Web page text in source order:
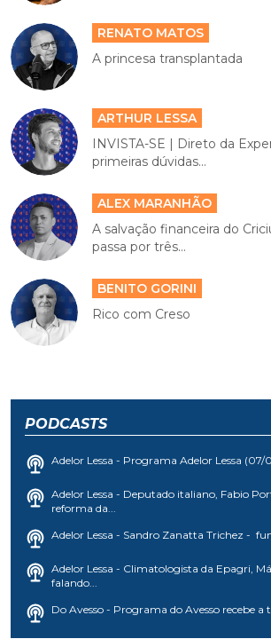
RENATO MATOS
A princesa transplantada
ARTHUR LESSA
INVISTA-SE | Direto da
primeiras dúvidas...
ALEX MARANHÃO
A salvação financeira do
passa por três...
BENITO GORINI
Rico com Creso
PODCASTS
Adelor Lessa - Programa Adelor Lessa
Adelor Lessa - Deputado italiano, Fabio
reforma da...
Adelor Lessa - Sandro Zanatta Trichez -
Adelor Lessa - Climatologista da Epagri,
falando...
Do Avesso - Programa do Avesso recebe a